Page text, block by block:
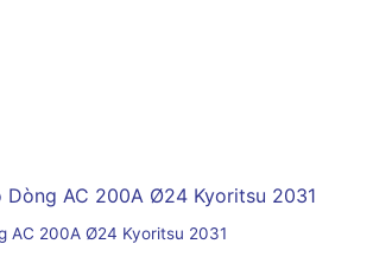
AC 200A Ø24 Kyoritsu 2031